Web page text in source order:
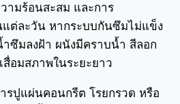
ามร้อนสะสม และการ
ต่ละวัน หากระบบกันซึมไม่แข็ง
ซึมลงฝ้า ผนังมีคราบน้ำ สีลอก
สื่อมสภาพในระยะยาว
รปูแผ่นคอนกรีต โรยกรวด หรือ